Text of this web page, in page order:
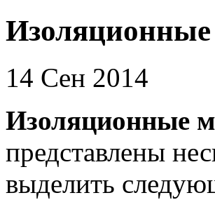
Изоляционные
14 Сен 2014
Изоляционные
представлены
выделить